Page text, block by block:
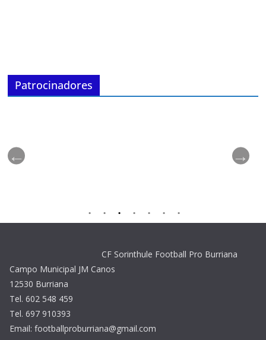
Patrocinadores
CF Sorinthule Football Pro Burriana
Campo Municipal JM Canos
12530 Burriana
Tel. 602 548 459
Tel. 697 910393
Email: footballproburriana@gmail.com